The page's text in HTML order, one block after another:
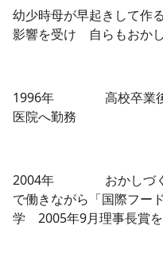
幼少時母が早起きして作
影響を受け 自らもおか
1996年 高校卒業後会
医院へ勤務
2004年 おかしづくり
で働きながら「国際フー
学 2005年9月理事長賞